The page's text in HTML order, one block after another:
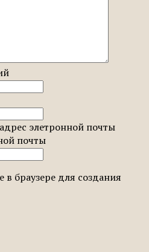
элетронной почты
почты
браузере для создания